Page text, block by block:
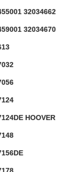
32034662
32034670
HOOVER